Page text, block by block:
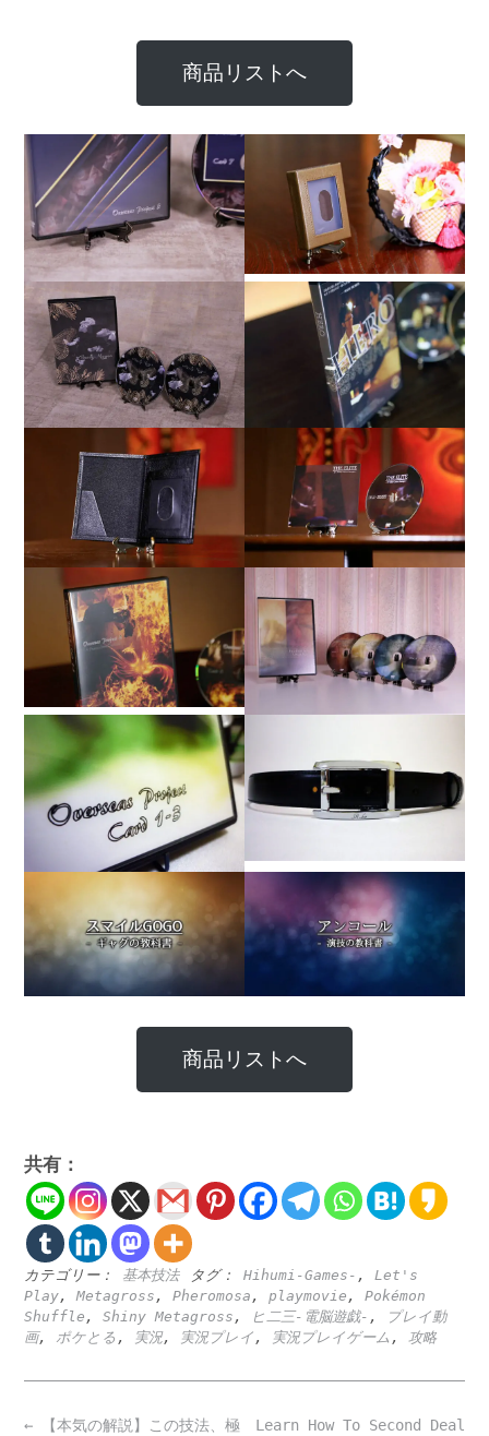
商品リストへ
商品リストへ
共有：
カテゴリー： 基本技法 タグ： Hihumi-Games- , Let's
Play, Metagross , Pheromosa , playmovie , Pokémon
Shuffle , Shiny Metagross , ヒ二三-電脳遊戯- ,
プレイ動
画, ポケとる , 実況, 実況プレイ , 実況プレイゲーム , 攻略
Post
Learn How To Second Deal
← 【本気の解説】この技法、極